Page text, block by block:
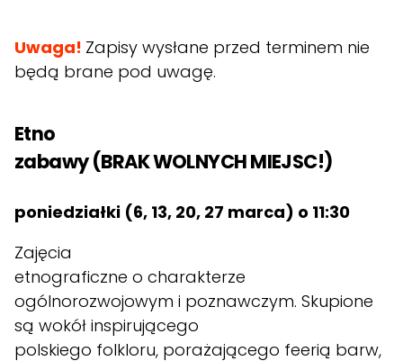
Uwaga! Zapisy wysłane przed terminem nie
będą brane pod uwagę.
Etno
zabawy (BRAK WOLNYCH MIEJSC!)
poniedziałki (6, 13, 20, 27 marca) o 11:30
Zajęcia
etnograficzne o charakterze
ogólnorozwojowym i poznawczym. Skupione
są wokół inspirującego
polskiego folkloru, porażającego feerią barw,